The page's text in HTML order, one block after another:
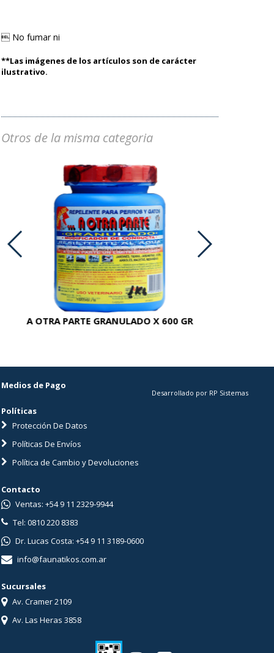
 No fumar ni
**Las imágenes de los artículos son de carácter
ilustrativo.
Otros de la misma categoria
A OTRA PARTE GRANULADO X 600 GR
Medios de Pago
Políticas
Protección De Datos
Políticas De Envíos
Política de Cambio y Devoluciones
Desarrollado por RP Sistemas
Contacto
Ventas: +54 9 11 2329-9944
Tel: 0810 220 8383
Dr. Lucas Costa: +54 9 11 3189-0600
info@faunatikos.com.ar
Sucursales
Av. Cramer 2109
Av. Las Heras 3858